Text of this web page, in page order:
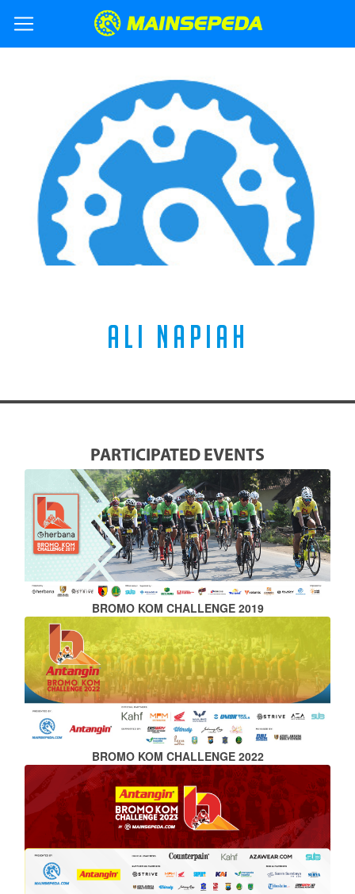
ALI NAPIAH
PARTICIPATED EVENTS
BROMO KOM CHALLENGE 2019
BROMO KOM CHALLENGE 2022